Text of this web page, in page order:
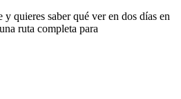
y quieres saber qué ver en dos días en
ruta completa para